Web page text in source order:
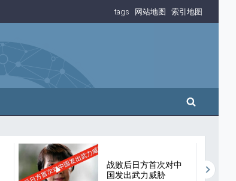
tags 网站地图 索引地图
搜索
战败后日方首次对中
国发出武力威胁